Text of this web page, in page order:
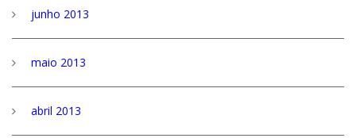
junho 2013
maio 2013
abril 2013